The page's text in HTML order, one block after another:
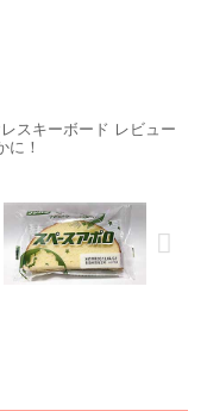
スキーボード レビュー
に！